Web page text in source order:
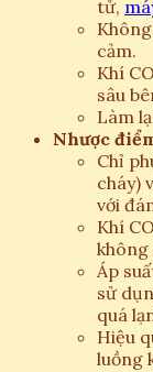
tử,
cảm.
Khí
sâu
Làm
Nhược
Chỉ
cháy)
với
Khí
không
Áp
sử
quá
Hiệu
luồng